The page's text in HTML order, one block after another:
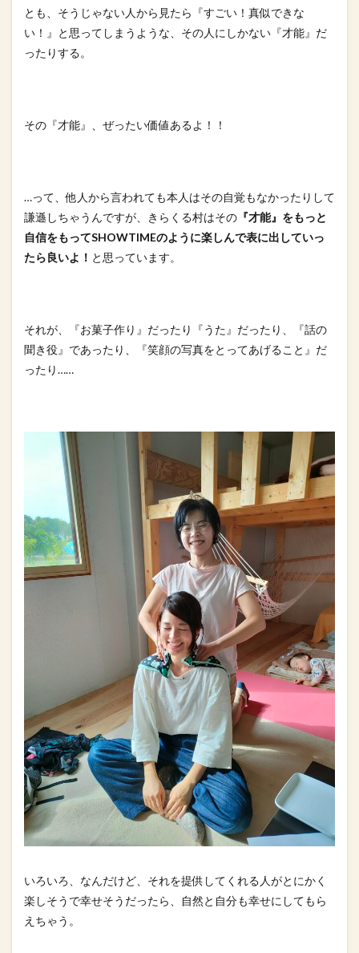
とも、 そうじゃない人から見たら『すごい！真似できな
い！』と思ってし まうような、その人にしかない『才能』だ
ったりする。
その『才能』、ぜったい価値あるよ！！
…って、他人から言われても本人はその自覚もなかったりして
謙遜 しちゃうんですが、きらくる村はその 『才能』をもっと
自信をもってSHOWTIMEのように楽しんで表に出していっ
たら良いよ！ と思っています。
それが、『お菓子作り』だったり『うた』だったり、『話の
聞き役』であったり、『笑顔の写真をとってあげること』だ
ったり……
いろいろ、なんだけど、それを提供してくれる人がとにかく
楽しそうで幸せそうだったら、自然と自分も幸せにしてもら
えちゃう。